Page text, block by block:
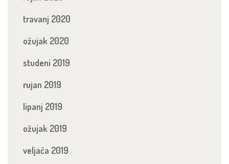
travanj 2020
ožujak 2020
studeni 2019
rujan 2019
lipanj 2019
ožujak 2019
veljača 2019